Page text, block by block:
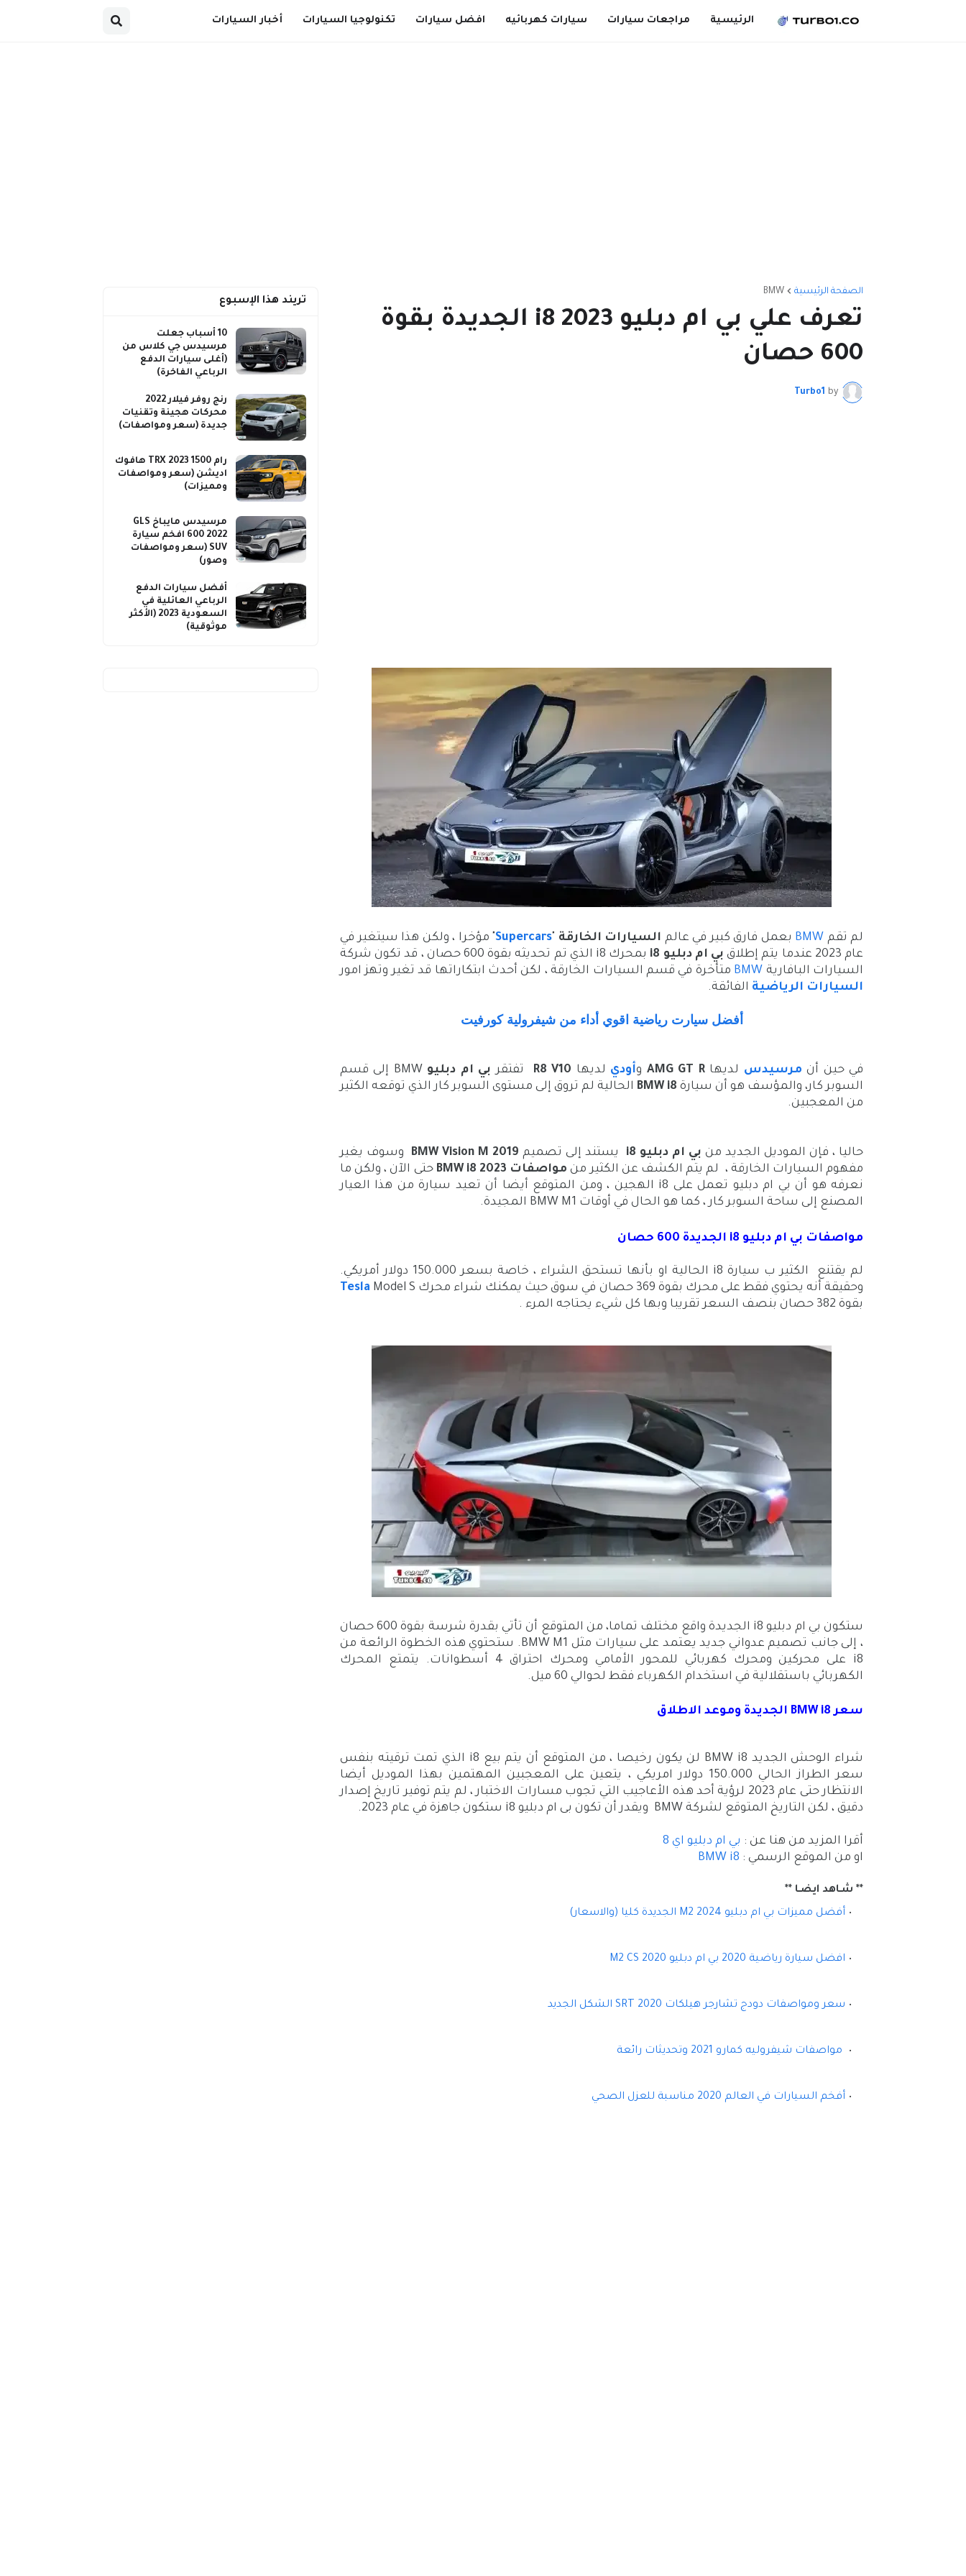
الرئيسية مراجعات سيارات سيارات كهربائيه افضل سيارات تكنولوجيا السيارات أخبار السيارات
الصفحة الرئيسية BMW
تعرف علي بي ام دبليو i8 2023 الجديدة بقوة
600 حصان
by
Turbo1
لم تقم BMW بعمل فارق كبير في عالم السيارات الخارقة "
Supercars" مؤخرا ، ولكن هذا سيتغير في
عام 2023 عندما يتم إطلاق
بي ام دبليو i8
بمحرك i8 الذي تم تحديثه بقوة 600 حصان ، قد تكون شركة
السيارات البافارية BMW متأخرة في قسم السيارات الخارقة ، لكن أحدث ابتكاراتها قد تغير وتهز امور
السيارات الرياضية الفائقة.
أفضل سيارت رياضية اقوي أداء من شيفرولية كورفيت
في حين أن مرسيدس لديهاAMG GT R وأودي لديها R8 V10 تفتقر بي ام دبليو
BMW إلى قسم
السوبر كار، والمؤسف هو أن سيارة BMW i8 الحالية لم تروق إلى مستوى السوبر كار الذي توقعه الكثير
من المعجبين.
حاليا ، فإن الموديل الجديد من بي ام دبليو i8 يستند إلى تصميم 2019 BMW
Vision M
وسوف يغير
مفهوم السيارات الخارقة ، لم يتم الكشف عن الكثير من مواصفات BMW i8 2023
حتى الآن ، ولكن ما
نعرفه هو أن بي ام دبليو تعمل على i8 الهجين ، ومن المتوقع أيضا أن تعيد سيارة من هذا العيار
المصنع إلى ساحة السوبر كار ، كما هو الحال في أوقات BMW M1 المجيدة.
مواصفات بي ام دبليو i8 الجديدة 600 حصان
لم يقتنع الكثير ب سيارة i8 الحالية او بأنها تستحق الشراء ، خاصة بسعر 150.000 دولار أمريكي.
وحقيقة أنه يحتوي فقط على محرك بقوة 369 حصان في سوق حيث يمكنك شراء محرك
Tesla Model S
بقوة 382 حصان بنصف السعر تقريبا وبها كل شيء يحتاجه المرء .
ستكون بي ام دبليو i8 الجديدة واقع مختلف تماما، من المتوقع أن تأتي بقدرة شرسة بقوة 600 حصان
، إلى جانب تصميم عدواني جديد يعتمد على سيارات مثل BMW M1. ستحتوي هذه الخطوة الرائعة من
i8 على محركين ومحرك كهربائي للمحور الأمامي ومحرك احتراق 4 أسطوانات. يتمتع المحرك
الكهربائي باستقلالية في استخدام الكهرباء فقط لحوالي 60 ميل.
سعر BMW i8 الجديدة وموعد الاطلاق
شراء الوحش الجديد BMW i8 لن يكون رخيصا ، من المتوقع أن يتم بيع i8 الذي تمت ترقيته بنفس
سعر الطراز الحالي 150.000 دولار امريكي ، يتعين على المعجبين المهتمين بهذا الموديل أيضا
الانتظار حتى عام 2023 لرؤية أحد هذه الأعاجيب التي تجوب مسارات الاختبار ، لم يتم توفير تاريخ إصدار
دقيق ، لكن التاريخ المتوقع لشركة BMW ويقدر أن تكون بى ام دبليو i8 ستكون جاهزة في عام 2023.
أقرا المزيد من هنا عن : بي ام دبليو اي 8
او من الموقع الرسمي : BMW i8
** شـاهد ايضـا **
أفضل مميزات بي ام دبليو M2 2024 الجديدة كليا (والاسعار)
افضل سيارة رياضية 2020 بي ام دبليو M2 CS 2020
سعر ومواصفات دودج تشارجر هيلكات SRT 2020 الشكل الجديد
مواصفات شيفروليه كمارو 2021 وتحديثات رائعة
أفخم السيارات في العالم 2020 مناسبة للعزل الصحي
تريند هذا الإسبوع
10 أسباب جعلت
مرسيدس جي كلاس من
(أغلى سيارات الدفع
الرباعي الفاخرة)
رنج روفر فيلار 2022
محركات هجينة وتقنيات
جديدة (سعر ومواصفات)
رام 1500 TRX 2023 هافوك
اديشن (سعر ومواصفات
ومميزات)
مرسيدس مايباخ GLS
600 2022 افخم سيارة
SUV (سعر ومواصفات
وصور)
أفضل سيارات الدفع
الرباعي العائلية في
السعودية 2023 (الأكثر
موثوقية)